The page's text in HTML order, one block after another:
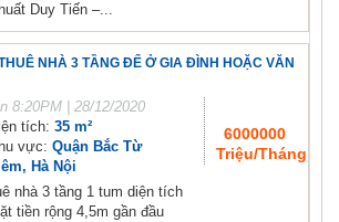
Duy Tiến –...
NHÀ 3 TẦNG ĐỂ Ở GIA ĐÌNH HOẶC VĂN
8:20PM | 28/12/2020
tích: 35 m²
vực: Quận Bắc Từ
Hà Nội
6000000
Triệu/Tháng
nhà 3 tầng 1 tum diện tích
tiền rộng 4,5m gần đầu